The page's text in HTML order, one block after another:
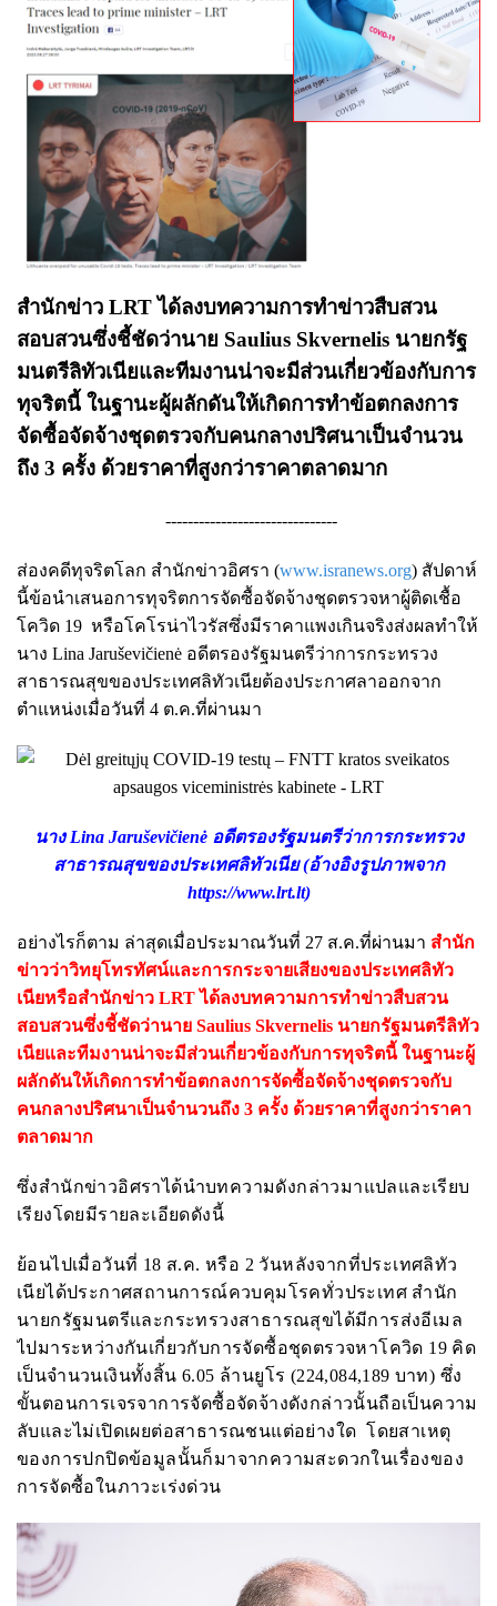
สำนักข่าว LRT ได้ลงบทความการทำข่าวสืบสวน
สอบสวนซึ่งชี้ชัดว่านาย Saulius Skvernelis นายกรัฐ
มนตรีลิทัวเนียและทีมงานน่าจะมีส่วนเกี่ยวข้องกับการ
ทุจริตนี้ ในฐานะผู้ผลักดันให้เกิดการทำข้อตกลงการ
จัดซื้อจัดจ้างชุดตรวจกับคนกลางปริศนาเป็นจำนวน
ถึง 3 ครั้ง ด้วยราคาที่สูงกว่าราคาตลาดมาก
-------------------------------
ส่องคดีทุจริตโลก สำนักข่าวอิศรา (www.isranews.org) สัปดาห์
นี้ข้อนำเสนอการทุจริตการจัดซื้อจัดจ้างชุดตรวจหาผู้ติดเชื้อ
โควิด 19 หรือโคโรน่าไวรัสซึ่งมีราคาแพงเกินจริงส่งผลทำให้
นาง Lina Jaruševičienė อดีตรองรัฐมนตรีว่าการกระทรวง
สาธารณสุขของประเทศลิทัวเนียต้องประกาศลาออกจาก
ตำแหน่งเมื่อวันที่ 4 ต.ค.ที่ผ่านมา
นาง Lina Jaruševičienė อดีตรองรัฐมนตรีว่าการกระทรวง
สาธารณสุขของประเทศลิทัวเนีย (อ้างอิงรูปภาพจาก
https://www.lrt.lt)
อย่างไรก็ตาม ล่าสุดเมื่อประมาณวันที่ 27 ส.ค.ที่ผ่านมา สำนัก
ข่าวว่าวิทยุโทรทัศน์และการกระจายเสียงของประเทศลิทัว
เนียหรือสำนักข่าว LRT ได้ลงบทความการทำข่าวสืบสวน
สอบสวนซึ่งชี้ชัดว่านาย Saulius Skvernelis นายกรัฐมนตรีลิทัว
เนียและทีมงานน่าจะมีส่วนเกี่ยวข้องกับการทุจริตนี้ ในฐานะผู้
ผลักดันให้เกิดการทำข้อตกลงการจัดซื้อจัดจ้างชุดตรวจกับ
คนกลางปริศนาเป็นจำนวนถึง 3 ครั้ง ด้วยราคาที่สูงกว่าราคา
ตลาดมาก
ซึ่งสำนักข่าวอิศราได้นำบทความดังกล่าวมาแปลและเรียบ
เรียงโดยมีรายละเอียดดังนี้
ย้อนไปเมื่อวันที่ 18 ส.ค. หรือ 2 วันหลังจากที่ประเทศลิทัว
เนียได้ประกาศสถานการณ์ควบคุมโรคทั่วประเทศ สำนัก
นายกรัฐมนตรีและกระทรวงสาธารณสุขได้มีการส่งอีเมล
ไปมาระหว่างกันเกี่ยวกับการจัดซื้อชุดตรวจหาโควิด 19 คิด
เป็นจำนวนเงินทั้งสิ้น 6.05 ล้านยูโร (224,084,189 บาท) ซึ่ง
ขั้นตอนการเจรจาการจัดซื้อจัดจ้างดังกล่าวนั้นถือเป็นความ
ลับและไม่เปิดเผยต่อสาธารณชนแต่อย่างใด โดยสาเหตุ
ของการปกปิดข้อมูลนั้นก็มาจากความสะดวกในเรื่องของ
การจัดซื้อในภาวะเร่งด่วน